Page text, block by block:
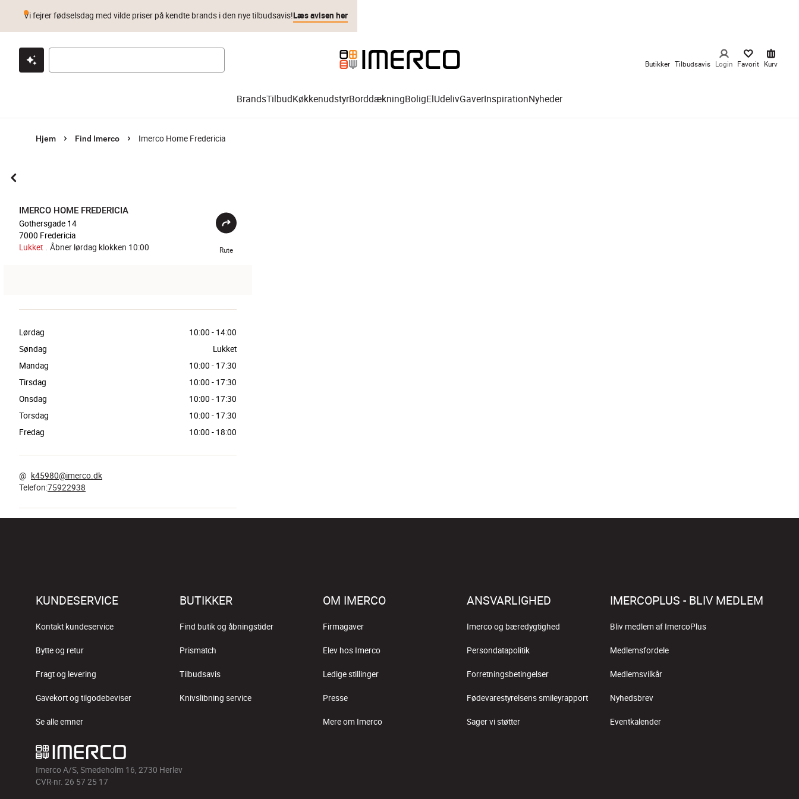
Klik & hent Byt i 1 år Prismatch
Vi fejrer fødselsdag med vilde priser på kendte brands i den nye tilbudsavis!Læs avisen her
Butikker Tilbudsavis Login Favorit Kurv
BrandsTilbudKøkkenudstyrBorddækningBoligElUdelivGaverInspirationNyheder
Hjem Find Imerco Imerco Home Fredericia
IMERCO HOME FREDERICIA
Gothersgade 14
7000 Fredericia
Lukket . Åbner lørdag klokken 10:00 Rute
Lørdag 10:00 - 14:00
Søndag
Lukket
Mandag
10:00 - 17:30
Tirsdag
10:00 - 17:30
Onsdag
10:00 - 17:30
Torsdag
10:00 - 17:30
Fredag
10:00 - 18:00
@ k45980@imerco.dk
Telefon:75922938
KUNDESERVICE
Kontakt kundeservice
Bytte og retur
Fragt og levering
Gavekort og tilgodebeviser
Se alle emner
BUTIKKER
Find butik og åbningstider
Prismatch
Tilbudsavis
Knivslibning service
OM IMERCO
Firmagaver
Elev hos Imerco
Ledige stillinger
Presse
Mere om Imerco
ANSVARLIGHED
Imerco og bæredygtighed
Persondatapolitik
Forretningsbetingelser
Fødevarestyrelsens smileyrapport
Sager vi støtter
IMERCOPLUS - BLIV MEDLEM
Bliv medlem af ImercoPlus
Medlemsfordele
Medlemsvilkår
Nyhedsbrev
Eventkalender
Imerco A/S, Smedeholm 16, 2730 Herlev
CVR-nr. 26 57 25 17